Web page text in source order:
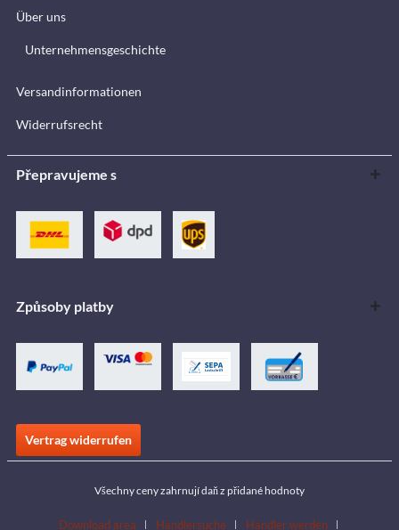
Über uns
Unternehmensgeschichte
Versandinformationen
Widerrufsrecht
Přepravujeme s
Způsoby platby
Vertrag widerrufen
Všechny ceny zahrnují daň z přidané hodnoty
Download area Händlersuche Händler werden